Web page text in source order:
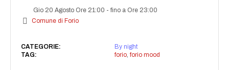
Gio 20 Agosto Ore 21:00 -fino a Ore 23:00
Comune di Forio
CATEGORIE:
By night
TAG:
forio, forio mood